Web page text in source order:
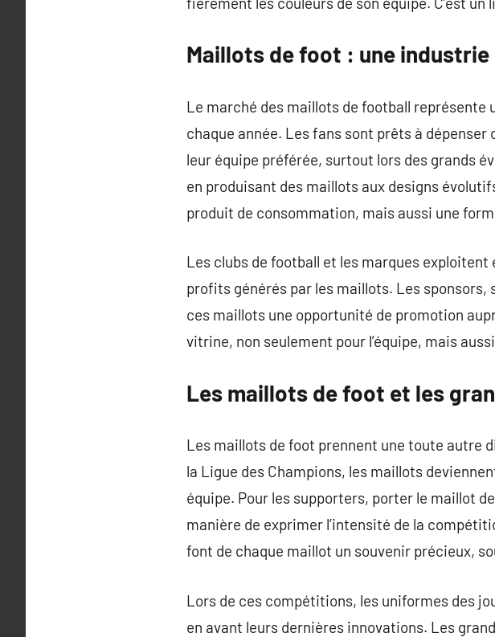
Maillots de foot : une
Le marché des maillots de football représente
chaque année. Les fans sont prêts à
leur équipe préférée, surtout lors des grands
en produisant des maillots aux designs
produit de consommation, mais aussi une
Les clubs de football et les marques
profits générés par les maillots. Les
ces maillots une opportunité de promotion
vitrine, non seulement pour l’équipe, mais
Les maillots de foot et les
Les maillots de foot prennent une toute autre
la Ligue des Champions, les maillots
équipe. Pour les supporters, porter le maillot
manière de exprimer l’intensité de la
font de chaque maillot un souvenir précieux,
Lors de ces compétitions, les uniformes des
en avant leurs dernières innovations. Les